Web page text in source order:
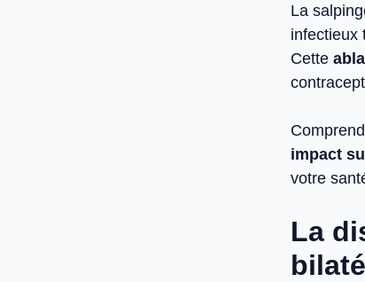
La
infectieux
Cette
impact
votre
La